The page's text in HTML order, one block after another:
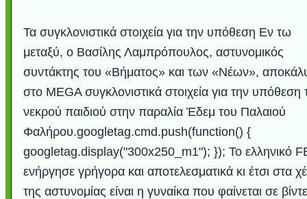
Τα συγκλονιστικά στοιχεία για την υπόθεση Εν τω
μεταξύ, ο Βασίλης Λαμπρόπουλος, αστυνομικός
συντάκτης του «Βήματος» και των «Νέων»,
στο MEGA συγκλονιστικά στοιχεία για την υπόθεση
νεκρού παιδιού στην παραλία Έδεμ του Παλαιού
Φαλήρου.googletag.cmd.push(function() {
googletag.display("300x250_m1"); }); Το ελληνικό
ενήργησε γρήγορα και αποτελεσματικά κι έτσι στα
της αστυνομίας είναι η γυναίκα που φαίνεται σε